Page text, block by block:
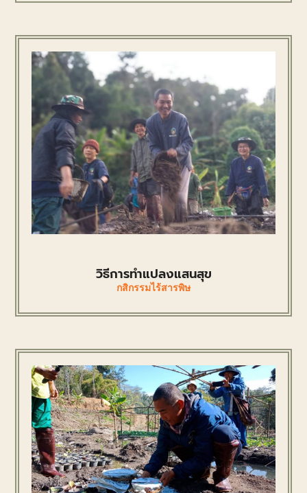
วิธีการทำแปลงแสนสุข
กสิกรรมไร้สารพิษ